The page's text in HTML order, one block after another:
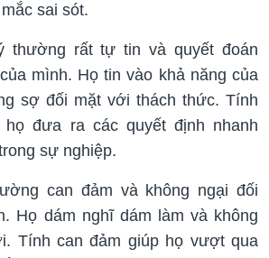
sai sót.
thường rất tự tin và quyết đoán
mình. Họ tin vào khả năng của
sợ đối mặt với thách thức. Tính
họ đưa ra các quyết định nhanh
sự nghiệp.
can đảm và không ngại đối
Họ dám nghĩ dám làm và không
Tính can đảm giúp họ vượt qua